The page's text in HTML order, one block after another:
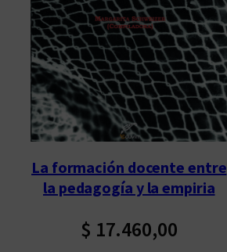
p
o
r
l
o
s
ú
l
t
La formación docente entre
la pedagogía y la empiria
$ 17.460,00